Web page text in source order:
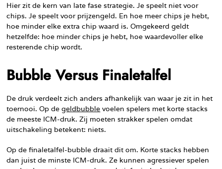
Hier zit de kern van late fase strategie. Je speelt niet voor
chips. Je speelt voor prijzengeld. En hoe meer chips je hebt,
hoe minder elke extra chip waard is. Omgekeerd geldt
hetzelfde: hoe minder chips je hebt, hoe waardevoller elke
resterende chip wordt.
Bubble Versus Finaletalfel
De druk verdeelt zich anders afhankelijk van waar je zit in het
toernooi. Op degeldbubble voelen spelers met korte stacks
de meeste ICM-druk. Zij moeten strakker spelen omdat
uitschakeling betekent: niets.
Op de finaletalfel-bubble draait dit om. Korte stacks hebben
dan juist de minste ICM-druk. Ze kunnen agressiever spelen